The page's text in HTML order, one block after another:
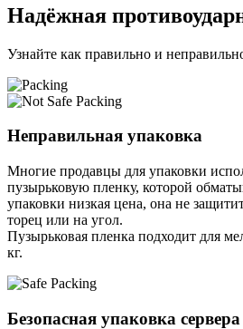
Надёжная
Узнайте как правильно и
Неправильная упаковка
Многие продавцы для упаковки
пузырьковую пленку, которой
упаковки низкая цена, она не
торец или на угол.
Пузырьковая пленка подходит для
кг.
Безопасная упаковка сервера